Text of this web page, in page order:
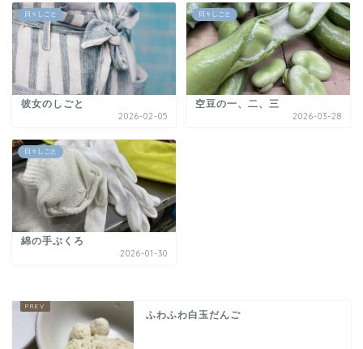
日々しごと
彼女のしごと
2026-02-05
日々しごと
空豆の一、二、三
2026-03-28
日々しごと
綿の手ぶくろ
2026-01-30
ふわふわ白玉だんご